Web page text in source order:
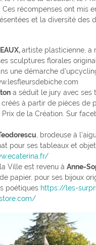
Ces récompenses ont mis
et la diversité des
artiste plasticienne, a
sculptures florales
une démarche
a séduit le jury avec ses
à partir de pièces de
de la Création. Sur
, brodeuse à
pour ses tableaux et
la Ville est revenu à Anne-
papier, pour ses bijoux
poétiques https://les-